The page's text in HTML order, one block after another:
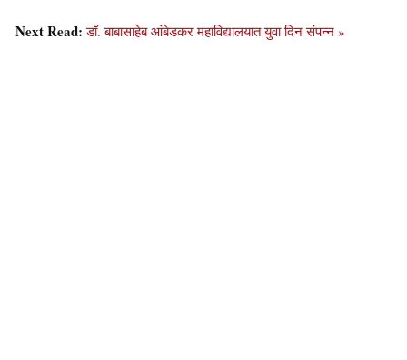
Next Read:डॉ. बाबासाहेब आंबेडकर महाविद्यालयात युवा दिन संपन्न »